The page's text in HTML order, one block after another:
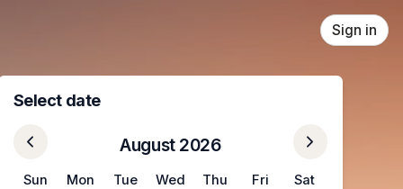
Sign in
Select date
August 2026
Sun Mon Tue Wed Thu Fri Sat